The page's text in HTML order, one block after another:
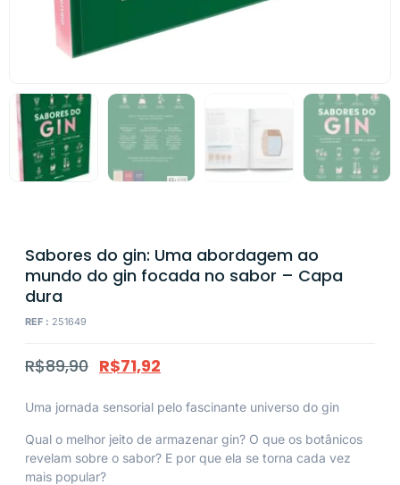
Sabores do gin: Uma abordagem ao
mundo do gin focada no sabor – Capa
dura
REF : 251649
R$89,90 R$71,92
Uma jornada sensorial pelo fascinante universo do gin
Qual o melhor jeito de armazenar gin? O que os botânicos
revelam sobre o sabor? E por que ela se torna cada vez
mais popular?